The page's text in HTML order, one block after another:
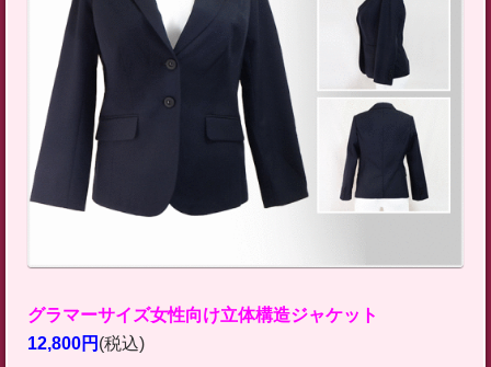
グラマーサイズ女性向け立体構造ジャケット
12,800円 (税込)